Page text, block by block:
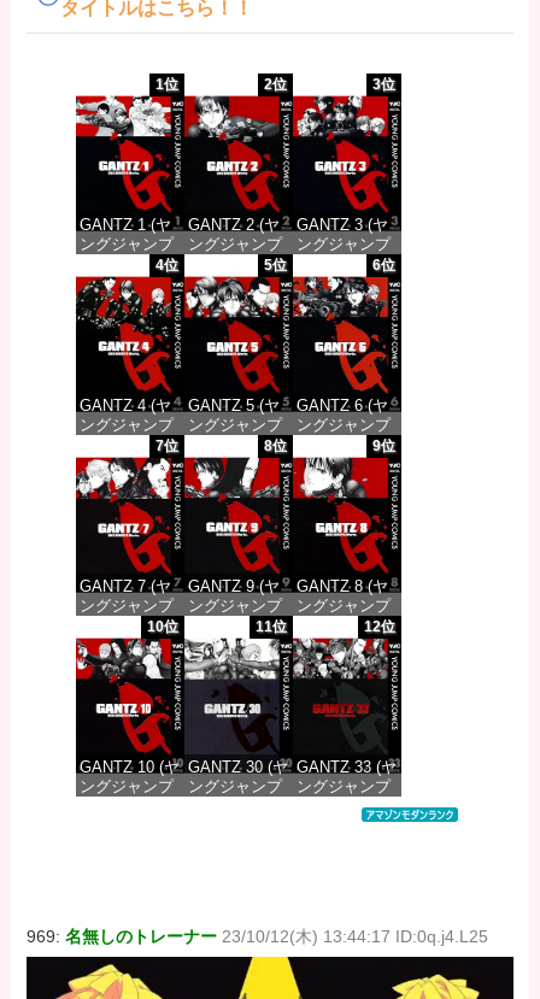
タイトルはこちら！！
1位
GANTZ 1 (ヤ
ングジャンプ
コミックス
DIGITAL)
価格：¥100
2位
GANTZ 2 (ヤ
ングジャンプ
コミックス
DIGITAL)
価格：¥100
3位
GANTZ 3 (ヤ
ングジャンプ
コミックス
DIGITAL)
価格：¥100
4位
GANTZ 4 (ヤ
ングジャンプ
コミックス
DIGITAL)
価格：¥100
5位
GANTZ 5 (ヤ
ングジャンプ
コミックス
DIGITAL)
価格：¥100
6位
GANTZ 6 (ヤ
ングジャンプ
コミックス
DIGITAL)
価格：¥100
7位
GANTZ 7 (ヤ
ングジャンプ
コミックス
DIGITAL)
価格：¥100
8位
GANTZ 9 (ヤ
ングジャンプ
コミックス
DIGITAL)
価格：¥100
9位
GANTZ 8 (ヤ
ングジャンプ
コミックス
DIGITAL)
価格：¥100
10位
GANTZ 10 (ヤ
ングジャンプ
11位
GANTZ 30 (ヤ
ングジャンプ
12位
GANTZ 33 (ヤ
ングジャンプ
コミックス
969:名無しのトレーナー 23/10/12(木) 13:44:17 ID:0q.j4.L25